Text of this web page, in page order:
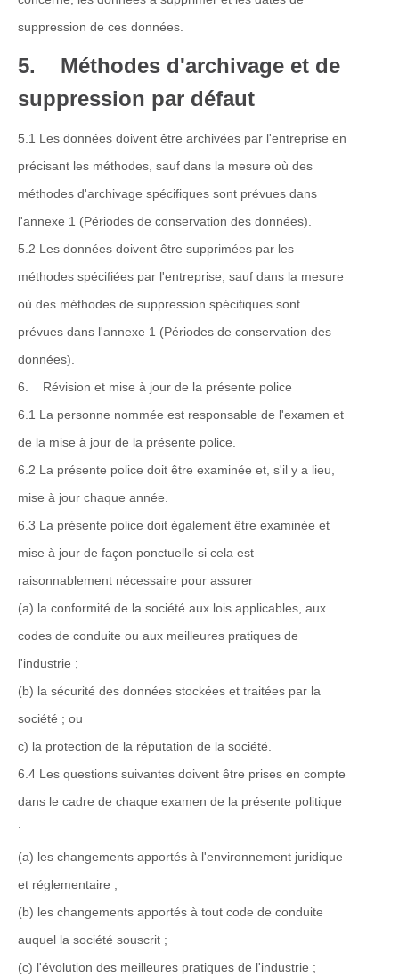
suppression de ces données.
5. Méthodes d'archivage et de
suppression par défaut
5.1 Les données doivent être archivées par l'entreprise en
précisant les méthodes, sauf dans la mesure où des
méthodes d'archivage spécifiques sont prévues dans
l'annexe 1 (Périodes de conservation des données).
5.2 Les données doivent être supprimées par les
méthodes spécifiées par l'entreprise, sauf dans la mesure
où des méthodes de suppression spécifiques sont
prévues dans l'annexe 1 (Périodes de conservation des
données).
6. Révision et mise à jour de la présente police
6.1 La personne nommée est responsable de l'examen et
de la mise à jour de la présente police.
6.2 La présente police doit être examinée et, s'il y a lieu,
mise à jour chaque année.
6.3 La présente police doit également être examinée et
mise à jour de façon ponctuelle si cela est
raisonnablement nécessaire pour assurer
(a) la conformité de la société aux lois applicables, aux
codes de conduite ou aux meilleures pratiques de
l'industrie ;
(b) la sécurité des données stockées et traitées par la
société ; ou
c) la protection de la réputation de la société.
6.4 Les questions suivantes doivent être prises en compte
dans le cadre de chaque examen de la présente politique
:
(a) les changements apportés à l'environnement juridique
et réglementaire ;
(b) les changements apportés à tout code de conduite
auquel la société souscrit ;
(c) l'évolution des meilleures pratiques de l'industrie ;